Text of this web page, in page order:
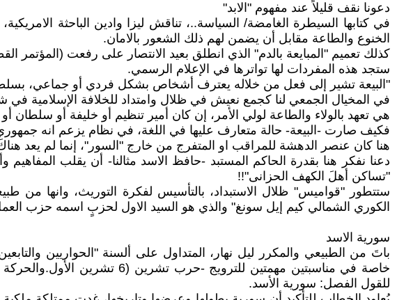
دعونا نقف قليلاً عند مفهوم "الابد"
في كتابها السيطرة الغامضة/ السياسة..، تناقش ليزا وادين الباحثة
الخنوع والطاعة مقابل أن يضمن لهم ذلك الشعور بالامان.
كذلك تعميم "المبايعة بالدم" الذي انطلق بعيد الانتصار على رفعت (المؤتمر
ستجد هذه المفردات لها تواترها في الإعلام الرسمي.
"البيعة تشير إلى فعل من خلاله يعترف أشخاص بشكل فردي أو جماعي،
في المخيال الجمعي لنا كجمع نعيش في ظلال وامتداد للخلافة الإسلامية في شتى
هي تعهد بالولاء والطاعة لولي الأمر، إن كان أمير تنظيم أو خليفة أو سلطان
فكيف صارت -البيعة- حالة متعارف عليها في اللغة، في نظام يزعم انه
هنا كان عنصر الدهشة للمراقب او المتفرج من خارج "السور"، إنما لم يعد
دعنا نفكر هنا بقدرة الحاكم المستبد -حافظ الاسد مثالنا- أن يقلب
"تساكن أهلَ الكهف الحزانى"!!
ستتطور "قواميس" ظلال الاستبداد، بالتأسيس لفكرة التوريث، وانها من
الكوري الشمالي كيم إيل سونغ" والذي هو السيد الاول لحزبٍ اسمه حزب
سورية الاسد
باتَ من الطبيعي والمكرر ليل نهار، المتداول على ألسنة "الحواريين
للقول الفصل: سورية الأسد.